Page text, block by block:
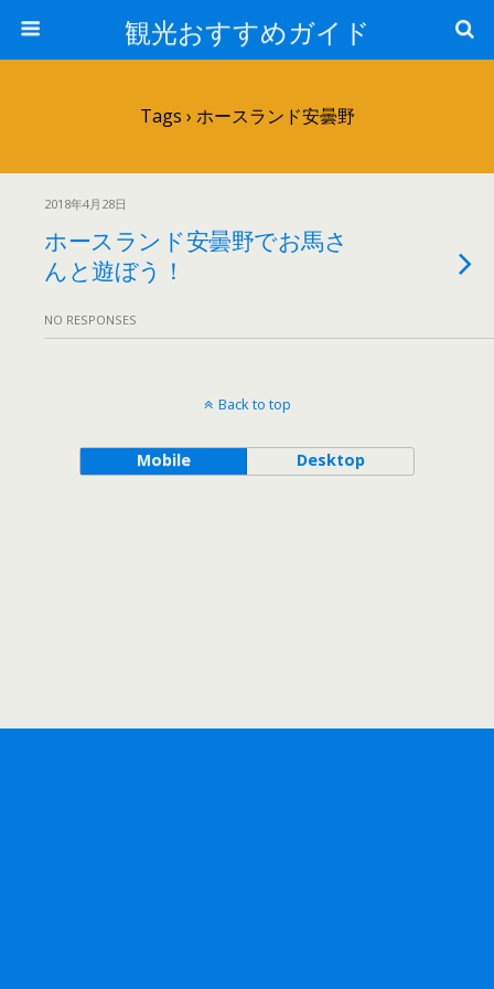
観光おすすめガイド
Tags › ホースランド安曇野
2018年4月28日
ホースランド安曇野でお馬さ
んと遊ぼう！
NO RESPONSES
Back to top
Mobile Desktop